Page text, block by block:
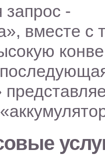
запрос -
вместе с